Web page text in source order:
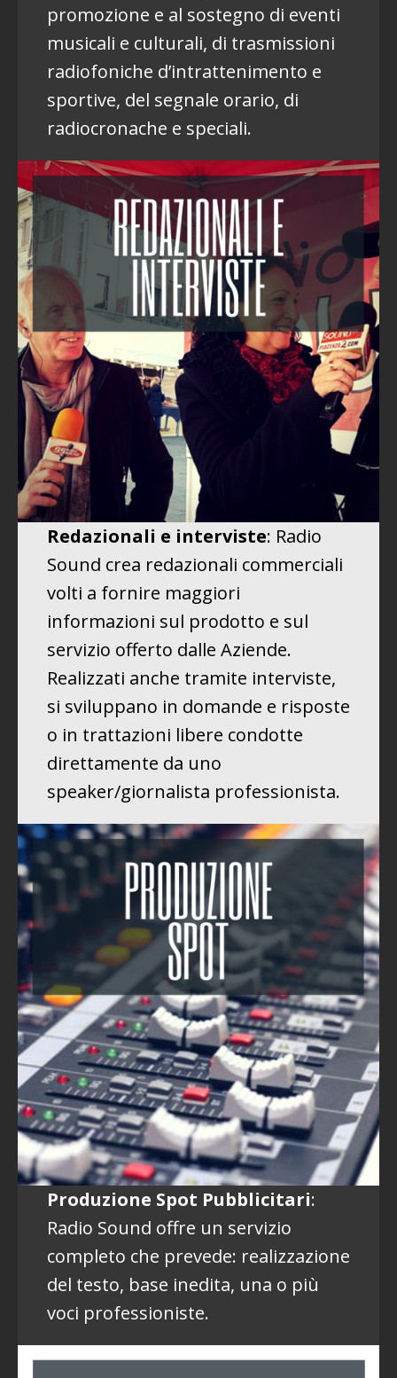
promozione e al sostegno di eventi
musicali e culturali, di trasmissioni
radiofoniche d’intrattenimento e
sportive, del segnale orario, di
radiocronache e speciali.
Redazionali e interviste: Radio
Sound crea redazionali commerciali
volti a fornire maggiori
informazioni sul prodotto e sul
servizio offerto dalle Aziende.
Realizzati anche tramite interviste,
si sviluppano in domande e risposte
o in trattazioni libere condotte
direttamente da uno
speaker/giornalista professionista.
Produzione Spot Pubblicitari:
Radio Sound offre un servizio
completo che prevede: realizzazione
del testo, base inedita, una o più
voci professioniste.